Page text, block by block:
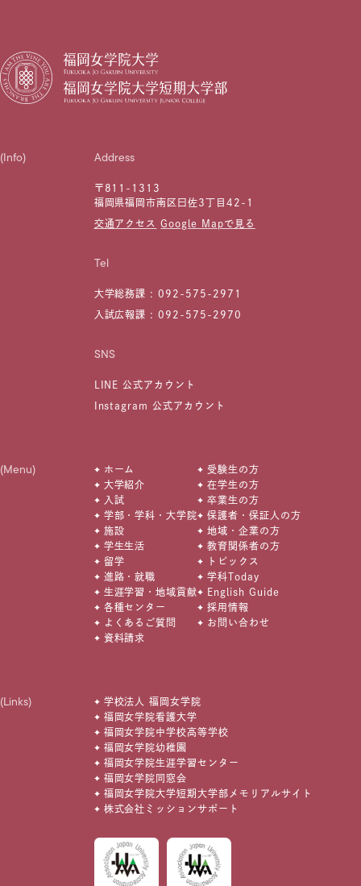
(Info) Address
〒811-1313
福岡県福岡市南区曰佐3丁目42-1
交通アクセス Google Mapで見る
Tel
大学総務課 :092-575-2971
入試広報課 :092-575-2970
SNS
LINE 公式アカウント
Instagram 公式アカウント
(Menu)
ホーム
大学紹介
入試
学部・学科・大学院
施設
学生生活
留学
進路・就職
生涯学習・地域貢献
各種センター
よくあるご質問
資料請求
受験生の方
在学生の方
卒業生の方
保護者・保証人の方
地域・企業の方
教育関係者の方
トピックス
学科Today
English Guide
採用情報
お問い合わせ
(Links)
学校法人 福岡女学院
福岡女学院看護大学
福岡女学院中学校高等学校
福岡女学院幼稚園
福岡女学院生涯学習センター
福岡女学院同窓会
福岡女学院大学短期大学部メモリアルサイト
株式会社ミッションサポート